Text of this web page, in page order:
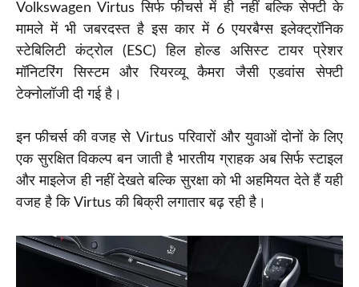
Volkswagen Virtus सिर्फ फीचर्स में ही नहीं बल्कि सेफ्टी के
मामले में भी जबरदस्त है इस कार में 6 एयरबैग्स इलेक्ट्रॉनिक
स्टेबिलिटी कंट्रोल (ESC) हिल होल्ड असिस्ट टायर प्रेशर
मॉनिटरिंग सिस्टम और रियरव्यू कैमरा जैसी एडवांस सेफ्टी
टेक्नोलॉजी दी गई है।
इन फीचर्स की वजह से Virtus परिवारों और युवाओं दोनों के लिए
एक सुरक्षित विकल्प बन जाती है भारतीय ग्राहक अब सिर्फ स्टाइल
और माइलेज ही नहीं देखते बल्कि सुरक्षा को भी अहमियत देते हैं यही
वजह है कि Virtus की बिक्री लगातार बढ़ रही है।